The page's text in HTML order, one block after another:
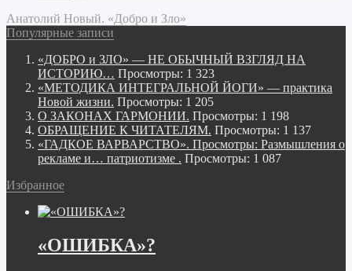
Анатолий Новый. «Добро и Зло»
Популярные записи
«ДОБРО и ЗЛО» — НЕ ОБЫЧНЫЙ ВЗГЛЯД НА
ИСТОРИЮ… Просмотры: 1 323
«МЕТОДИКА ИНТЕГРАЛЬНОЙ ЙОГИ» — практика
Новой жизни. Просмотры: 1 205
О ЗАКОНАХ ГАРМОНИИ. Просмотры: 1 198
ОБРАЩЕНИЕ К ЧИТАТЕЛЯМ. Просмотры: 1 137
«ГАДКОЕ ВАРВАРСТВО». Просмотры: Размышления о
рекламе и… патриотизме . Просмотры: 1 087
Избранное
«ОШИБКА»?